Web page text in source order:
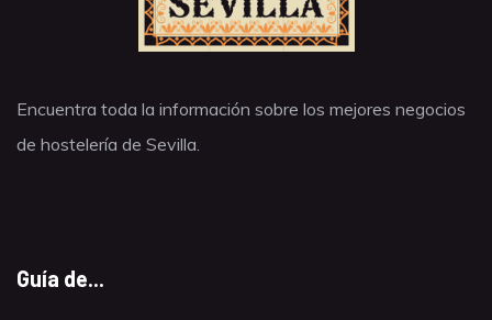
Encuentra toda la información sobre los mejores negocios
de hostelería de Sevilla.
Guía de...